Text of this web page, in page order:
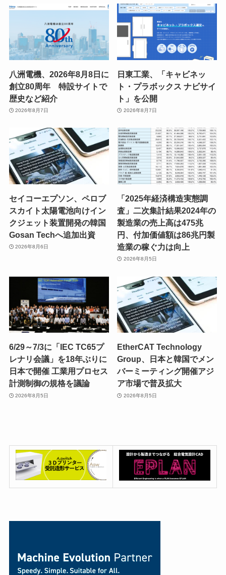
八洲電機、2026年8月8日に
創立80周年 特設サイトで
歴史など紹介
2026年8月7日
日東工業、「キャビネッ
ト・プラボックス ナビサイ
ト」を公開
2026年8月7日
セイコーエプソン、ペロブ
スカイト太陽電池向けイン
クジェット装置開発の韓国
Gosan Techへ追加出資
2026年8月6日
「2025年経済構造実態調
査」二次集計結果2024年の
製造業の売上高は475兆
円、付加価値額は86兆円製
造業の稼ぐ力は向上
2026年8月5日
6/29～7/3に「IEC TC65プ
レナリ会議」を18年ぶりに
日本で開催 工業用プロセス
計測制御の規格を議論
2026年8月5日
EtherCAT Technology
Group、日本と韓国でメン
バーミーティング開催アジ
ア市場で普及拡大
2026年8月5日